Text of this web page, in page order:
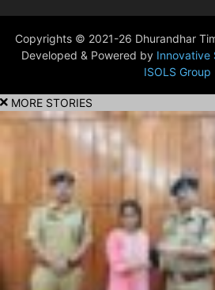
Copyrights © 2021-26 Dhurandhar
Developed & Powered by Innovative
ISOLS Group
MORE STORIES